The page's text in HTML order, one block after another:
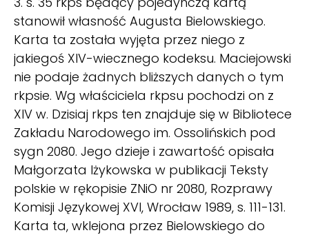
stanowił własność Augusta Bielowskiego.
Karta ta została wyjęta przez niego z
jakiegoś XIV-wiecznego kodeksu. Maciejowski
nie podaje żadnych bliższych danych o tym
rkpsie. Wg właściciela rkpsu pochodzi on z
XIV w. Dzisiaj rkps ten znajduje się w Bibliotece
Zakładu Narodowego im. Ossolińskich pod
sygn 2080. Jego dzieje i zawartość opisała
Małgorzata Iżykowska w publikacji Teksty
polskie w rękopisie ZNiO nr 2080, Rozprawy
Komisji Językowej XVI, Wrocław 1989, s. 111-131.
Karta ta, wklejona przez Bielowskiego do